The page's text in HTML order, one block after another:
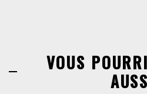
VOUS